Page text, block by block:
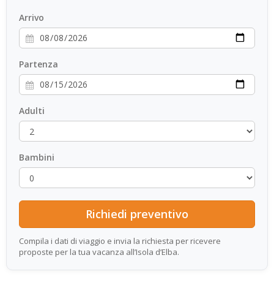
Arrivo
Partenza
Adulti
Bambini
Compila i dati di viaggio e invia la richiesta per ricevere
proposte per la tua vacanza all’Isola d’Elba.